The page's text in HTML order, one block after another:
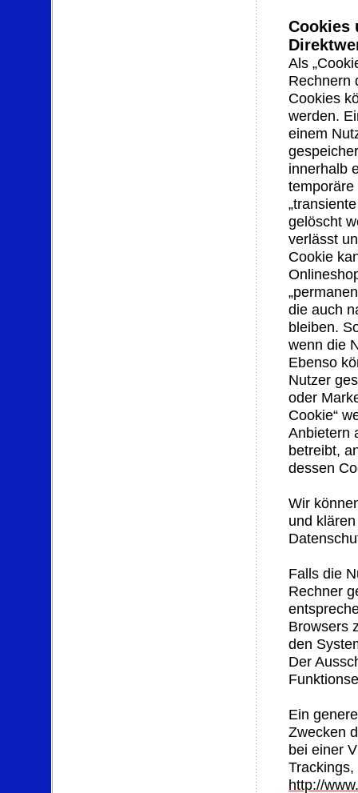
Cookies
Als
Rechnern
Cookies
werden.
einem
innerhalb
temporäre
gelöscht
verlässt
Cookie
die auch
bleiben.
wenn die
Ebenso
Nutzer
oder
Cookie“
Anbietern
betreibt,
dessen
Wir
und
Falls die
Rechner
Browsers
den
Der
Ein
Zwecken
bei einer
http://